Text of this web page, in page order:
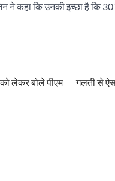
कहा कि उनकी इच्छा है कि
लेकर बोले पीएम
गलती से